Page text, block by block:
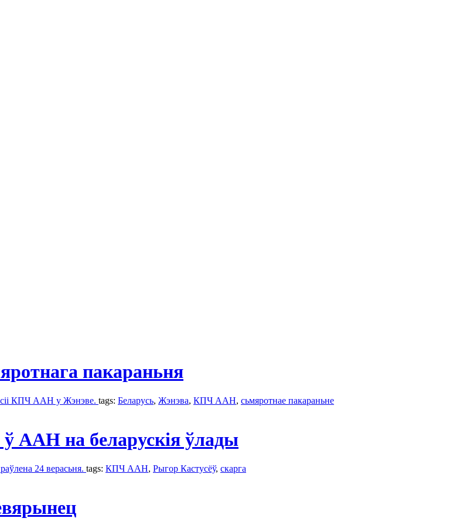
пакараньня
КПЧ ААН у Жэнэве. tags: Беларусь, Жэнэвa, КПЧ ААН, сьмяротнае пакараньне
ў ААН на беларускія ўлады
24 верасьня. tags: КПЧ ААН, Рыгор Кастусёў, скаргa